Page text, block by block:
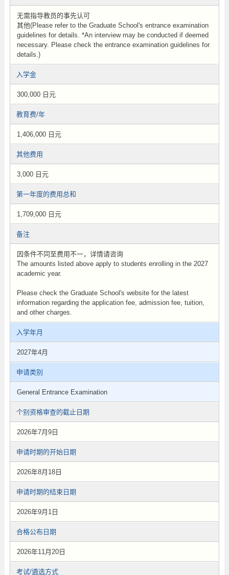
无需指导教员的事先认可
其他(Please refer to the Graduate School's entrance examination
guidelines for details. *An interview may be conducted if deemed
necessary. Please check the entrance examination guidelines for
details.)
入学金
300,000 日元
教育费/年
1,406,000 日元
其他费用
3,000 日元
第一年度的费用总和
1,709,000 日元
备注
因条件不同至费用不一，详情请咨询
The amounts listed above apply to students enrolling in the 2027
academic year.
Please check the Graduate School's website for the latest
information regarding the application fee, admission fee, tuition,
and other charges.
入学年月
2027年4月
申请类别
General Entrance Examination
个别资格审查的截止日期
2026年7月9日
申请时期的开始日期
2026年8月18日
申请时期的结束日期
2026年9月1日
合格公布日期
2026年11月20日
考试/遴选方式